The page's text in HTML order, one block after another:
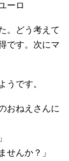
ロ
。どう考えて
です。次にマ
うです。
おねえさんに
せんか？」